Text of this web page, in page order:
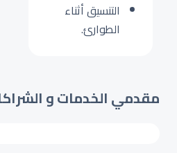
التنسيق أثناء
الطوارئ.
مقدمي الخدمات و